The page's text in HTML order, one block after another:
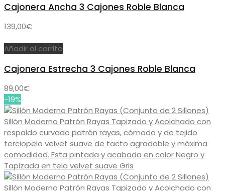
Cajonera Ancha 3 Cajones Roble Blanca
139,00€
Añadir al carrito
Cajonera Estrecha 3 Cajones Roble Blanca
89,00€
-19%